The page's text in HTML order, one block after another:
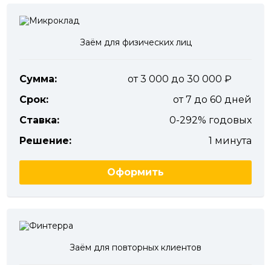
Заём для физических лиц
Сумма:
от 3 000 до 30 000
Срок:
от 7 до 60 дней
Ставка:
0-292% годовых
Решение:
1 минута
Оформить
Заём для повторных клиентов